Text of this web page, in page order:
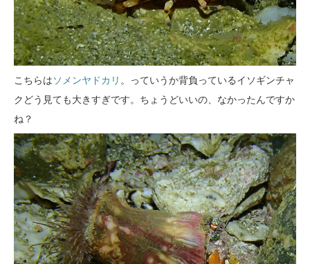
こちらはソメンヤドカリ 。っていうか背負っているイソギンチャ
クどう見ても大きすぎです。ちょうどいいの、なかったんですか
ね？